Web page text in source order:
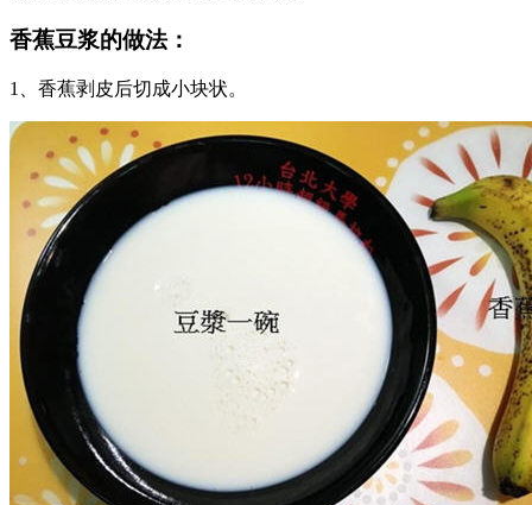
香蕉豆浆的做法：
1、香蕉剥皮后切成小块状。